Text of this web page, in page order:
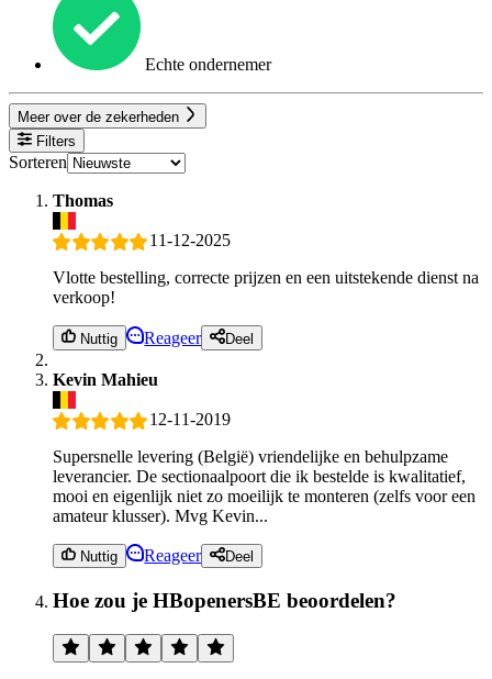
Echte ondernemer
Meer over de zekerheden
Filters
Sorteren
Thomas
11-12-2025
Vlotte bestelling, correcte prijzen en een uitstekende dienst na
verkoop!
Nuttig Reageer Deel
Kevin Mahieu
12-11-2019
Supersnelle levering (België) vriendelijke en behulpzame
leverancier. De sectionaalpoort die ik bestelde is kwalitatief,
mooi en eigenlijk niet zo moeilijk te monteren (zelfs voor een
amateur klusser). Mvg Kevin...
Nuttig Reageer Deel
Hoe zou je HBopenersBE beoordelen?